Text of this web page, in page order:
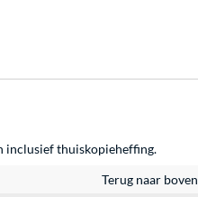
inclusief thuiskopieheffing.
Terug naar boven